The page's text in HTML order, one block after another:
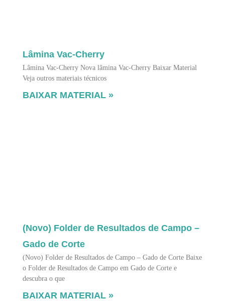
Lâmina Vac-Cherry
Lâmina Vac-Cherry Nova lâmina Vac-Cherry Baixar Material
Veja outros materiais técnicos
BAIXAR MATERIAL »
(Novo) Folder de Resultados de Campo –
Gado de Corte
(Novo) Folder de Resultados de Campo – Gado de Corte Baixe
o Folder de Resultados de Campo em Gado de Corte e
descubra o que
BAIXAR MATERIAL »